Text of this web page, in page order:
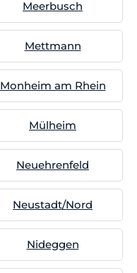
Meerbusch
Mettmann
Monheim am Rhein
Mülheim
Neuehrenfeld
Neustadt/Nord
Nideggen